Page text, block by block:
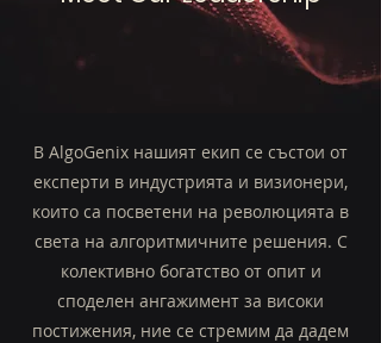
В AlgoGenix нашият екип се състои от
експерти в индустрията и визионери,
които са посветени на революцията в
света на алгоритмичните решения. С
колективно богатство от опит и
споделен ангажимент за високи
постижения, ние се стремим да дадем